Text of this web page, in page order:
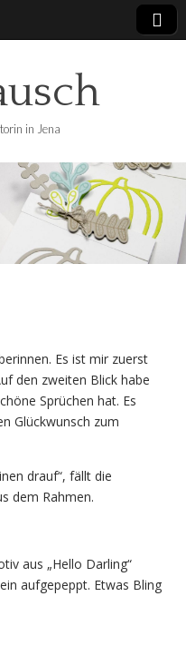
in Jena
Es ist mir zuerst
den zweiten Blick habe
Sprüchen hat. Es
Glückwunsch zum
drauf“, fällt die
dem Rahmen.
aus „Hello Darling“
aufgepeppt. Etwas Bling